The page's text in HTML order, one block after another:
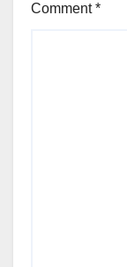
Comment*